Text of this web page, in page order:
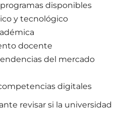
disponibles
y tecnológico
docente
del mercado
digitales
revisar si la universidad